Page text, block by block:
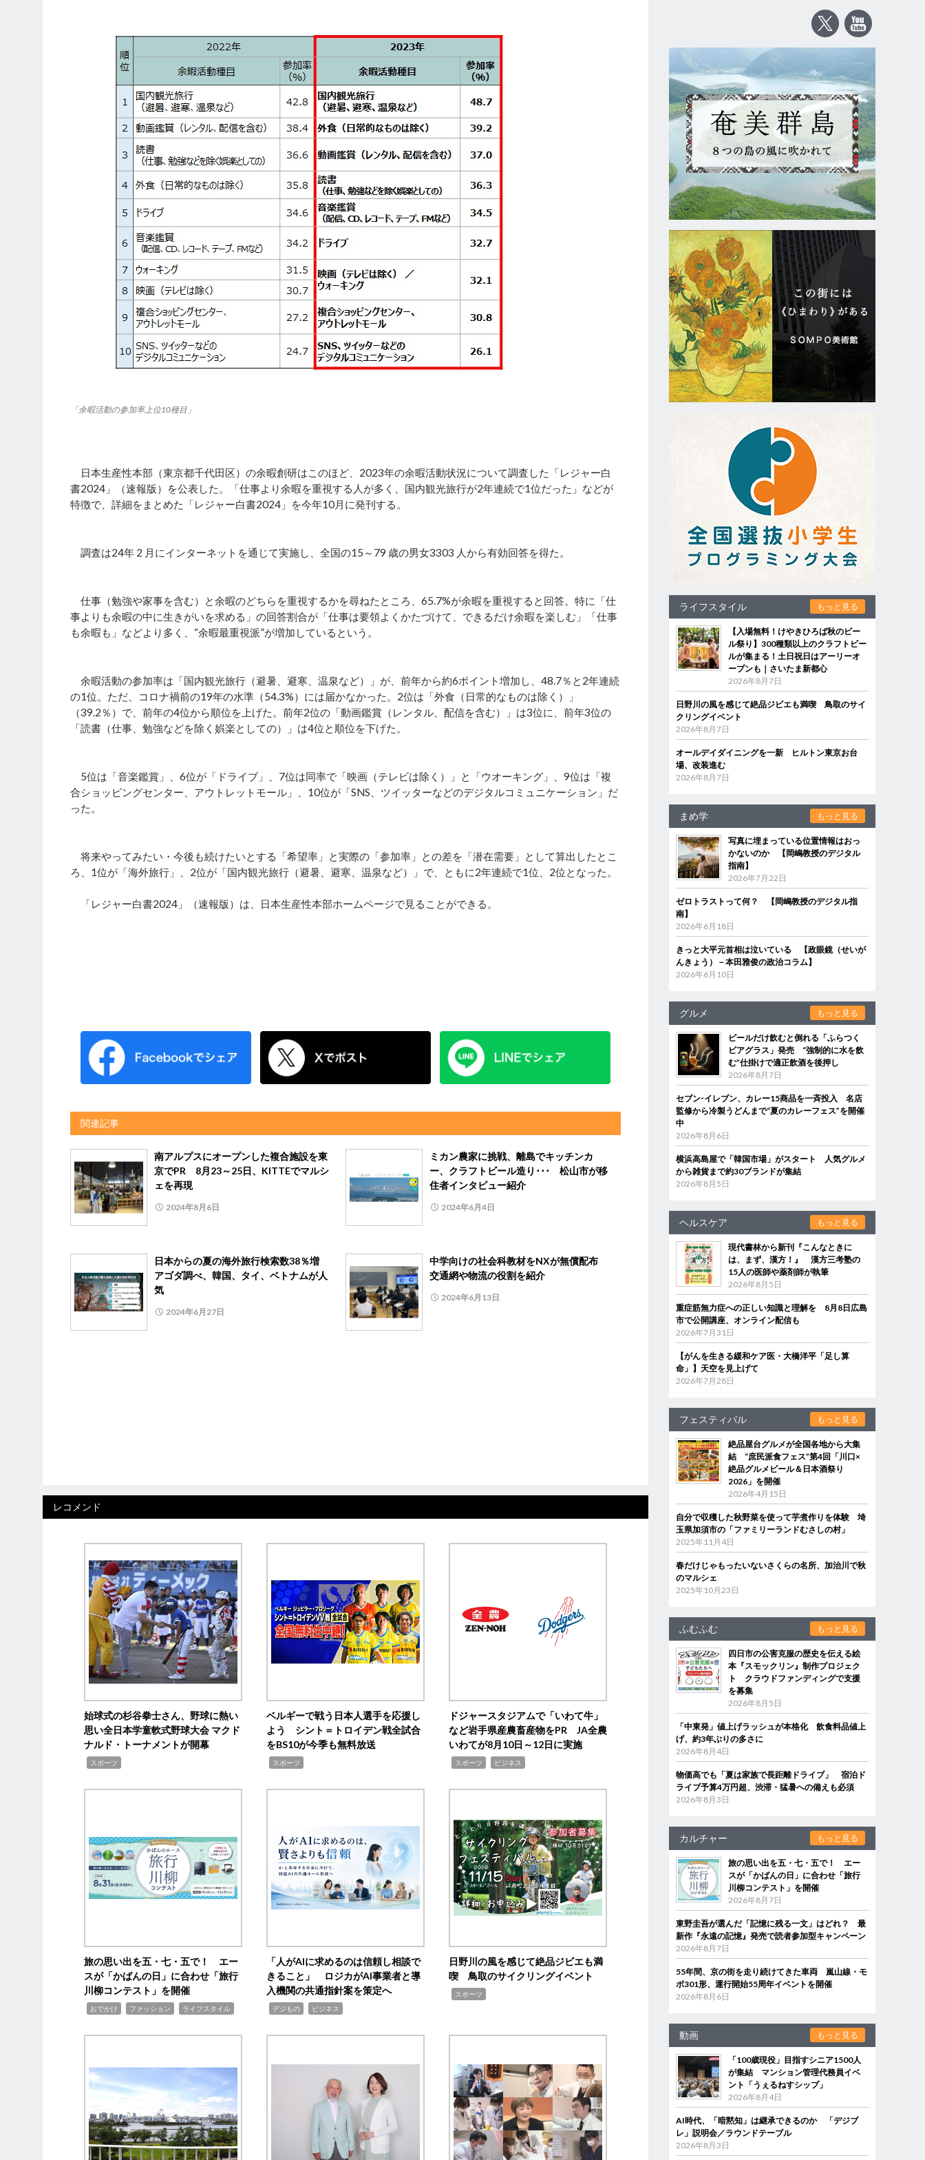
「余暇活動の参加率上位10種目」
日本生産性本部（東京都千代田区）の余暇創研はこのほど、2023年の余暇活動状況について調査した「レジャー白
書2024」（速報版）を公表した。「仕事より余暇を重視する人が多く、国内観光旅行が2年連続で1位だった」などが
特徴で、詳細をまとめた「レジャー白書2024」を今年10月に発刊する。
調査は24年 2 月にインターネットを通じて実施し、全国の15～79 歳の男女3303 人から有効回答を得た。
仕事（勉強や家事を含む）と余暇のどちらを重視するかを尋ねたところ、65.7%が余暇を重視すると回答。特に「仕
事よりも余暇の中に生きがいを求める」の回答割合が「仕事は要領よくかたづけて、できるだけ余暇を楽しむ」「仕事
も余暇も」などより多く、“余暇最重視派”が増加しているという。
余暇活動の参加率は「国内観光旅行（避暑、避寒、温泉など）」が、前年から約6ポイント増加し、48.7％と2年連続
の1位。ただ、コロナ禍前の19年の水準（54.3%）には届かなかった。2位は「外食（日常的なものは除く）」
（39.2％）で、前年の4位から順位を上げた。前年2位の「動画鑑賞（レンタル、配信を含む）」は3位に、前年3位の
「読書（仕事、勉強などを除く娯楽としての）」は4位と順位を下げた。
5位は「音楽鑑賞」、6位が「ドライブ」、7位は同率で「映画（テレビは除く）」と「ウオーキング」、9位は「複
合ショッピングセンター、アウトレットモール」、10位が「SNS、ツイッターなどのデジタルコミュニケーション」だ
った。
将来やってみたい・今後も続けたいとする「希望率」と実際の「参加率」との差を「潜在需要」として算出したとこ
ろ、1位が「海外旅行」、2位が「国内観光旅行（避暑、避寒、温泉など）」で、ともに2年連続で1位、2位となった。
「レジャー白書2024」（速報版）は、日本生産性本部ホームページで見ることができる。
関連記事
南アルプスにオープンした複合施設を東
京でPR 8月23～25日、KITTEでマルシ
ェを再現
2024年8月6日
ミカン農家に挑戦、離島でキッチンカ
ー、クラフトビール造り･･･ 松山市が移
住者インタビュー紹介
2024年6月4日
日本からの夏の海外旅行検索数38％増
アゴダ調べ、韓国、タイ、ベトナムが人
気
2024年6月27日
中学向けの社会科教材をNXが無償配布
交通網や物流の役割を紹介
2024年6月13日
レコメンド
始球式の杉谷拳士さん、野球に熱い
思い全日本学童軟式野球大会 マクド
ナルド・トーナメントが開幕
スポーツ
ベルギーで戦う日本人選手を応援し
よう シント＝トロイデン戦全試合
をBS10が今季も無料放送
スポーツ
ドジャースタジアムで「いわて牛」
など岩手県産農畜産物をPR JA全農
いわてが8月10日～12日に実施
スポーツ ビジネス
旅の思い出を五・七・五で！ エー
スが「かばんの日」に合わせ「旅行
川柳コンテスト」を開催
おでかけ ファッション ライフスタイル
「人がAIに求めるのは信頼し相談で
きること」 ロジカがAI事業者と導
入機関の共通指針案を策定へ
デジもの ビジネス
日野川の風を感じて絶品ジビエも満
喫 鳥取のサイクリングイベント
スポーツ
ライフスタイル もっと見る
【入場無料！けやきひろば秋のビー
ル祭り】300種類以上のクラフトビー
ルが集まる！土日祝日はアーリーオ
ープンも｜さいたま新都心
2026年8月7日
日野川の風を感じて絶品ジビエも満喫 鳥取のサイ
クリングイベント
2026年8月7日
オールデイダイニングを一新 ヒルトン東京お台
場、改装進む
2026年8月7日
まめ学 もっと見る
写真に埋まっている位置情報はおっ
かないのか 【岡嶋教授のデジタル
指南】
2026年7月22日
ゼロトラストって何？ 【岡嶋教授のデジタル指
南】
2026年6月18日
きっと大平元首相は泣いている 【政眼鏡（せいが
んきょう）－本田雅俊の政治コラム】
2026年6月10日
グルメ もっと見る
ビールだけ飲むと倒れる「ふらつく
ビアグラス」発売 “強制的に水を飲
む”仕掛けで適正飲酒を後押し
2026年8月7日
セブン‐イレブン、カレー15商品を一斉投入 名店
監修から冷製うどんまで“夏のカレーフェス”を開催
中
2026年8月6日
横浜高島屋で「韓国市場」がスタート 人気グルメ
から雑貨まで約30ブランドが集結
2026年8月5日
ヘルスケア もっと見る
現代書林から新刊『こんなときに
は、まず、漢方！』 漢方三考塾の
15人の医師や薬剤師が執筆
2026年8月5日
重症筋無力症への正しい知識と理解を 8月8日広島
市で公開講座、オンライン配信も
2026年7月31日
【がんを生きる緩和ケア医・大橋洋平「足し算
命」】天空を見上げて
2026年7月28日
フェスティバル もっと見る
絶品屋台グルメが全国各地から大集
結 “庶民派食フェス”第4回「川口×
絶品グルメビール＆日本酒祭り
2026」を開催
2026年4月15日
自分で収穫した秋野菜を使って芋煮作りを体験 埼
玉県加須市の「ファミリーランドむさしの村」
2025年11月4日
春だけじゃもったいないさくらの名所、加治川で秋
のマルシェ
2025年10月23日
ふむふむ もっと見る
四日市の公害克服の歴史を伝える絵
本『スモックリン』制作プロジェク
ト クラウドファンディングで支援
を募集
2026年8月5日
「中東発」値上げラッシュが本格化 飲食料品値上
げ、約3年ぶりの多さに
2026年8月4日
物価高でも「夏は家族で長距離ドライブ」 宿泊ド
ライブ予算4万円超、渋滞・猛暑への備えも必須
2026年8月3日
カルチャー もっと見る
旅の思い出を五・七・五で！ エー
スが「かばんの日」に合わせ「旅行
川柳コンテスト」を開催
2026年8月7日
東野圭吾が選んだ「記憶に残る一文」はどれ？ 最
新作『永遠の記憶』発売で読者参加型キャンペーン
2026年8月7日
55年間、京の街を走り続けてきた車両 嵐山線・モ
ボ301形、運行開始55周年イベントを開催
2026年8月6日
動画 もっと見る
「100歳現役」目指すシニア1500人
が集結 マンション管理代務員イベ
ント「うぇるねすシップ」
2026年8月4日
AI時代、「暗黙知」は継承できるのか 「デジブ
レ」説明会／ラウンドテーブル
2026年8月3日